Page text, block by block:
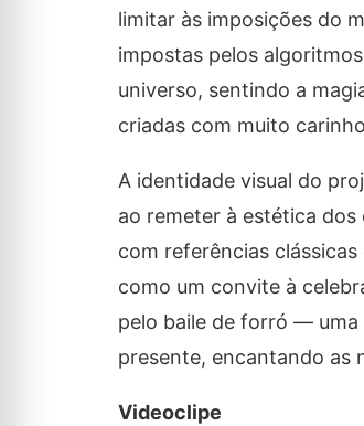
limitar às imposições do
impostas pelos
universo, sentindo a
criadas com muito
A identidade visual do
ao remeter à estética
com referências clássicas
como um convite à
pelo baile de forró — uma
presente, encantando as
Videoclipe